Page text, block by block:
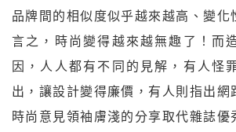
品牌間的相似度似乎越來越高、變化
言之，時尚變得越來越無趣了！而
因，人人都有不同的見解，有人怪
出，讓設計變得廉價，有人則指出網
時尚意見領袖膚淺的分享取代雜誌優